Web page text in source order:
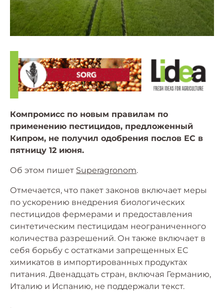
Компромисс по новым правилам по
применению пестицидов, предложенный
Кипром, не получил одобрения послов ЕС в
пятницу 12 июня.
Об этом пишет Superagronom.
Отмечается, что пакет законов включает меры
по ускорению внедрения биологических
пестицидов фермерами и предоставления
синтетическим пестицидам неограниченного
количества разрешений. Он также включает в
себя борьбу с остатками запрещенных ЕС
химикатов в импортированных продуктах
питания. Двенадцать стран, включая Германию,
Италию и Испанию, не поддержали текст.